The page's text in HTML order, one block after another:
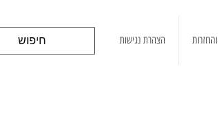
הצהרת נגישות